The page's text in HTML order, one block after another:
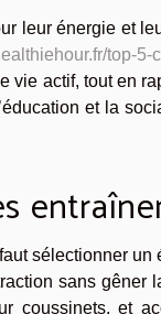
leur énergie et
top-
vie actif, tout en
et la
sélectionner
sans gêner
coussinets, et